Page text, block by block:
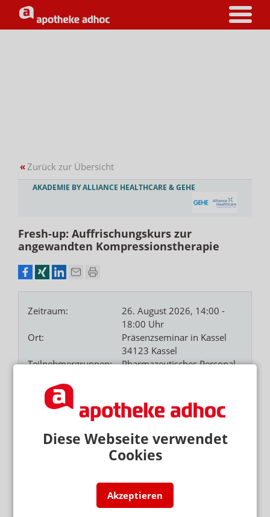
Diese Webseite verwendet
Cookies
Akzeptieren
«Zurück zur Übersicht
AKADEMIE BY ALLIANCE HEALTHCARE & GEHE
Fresh-up: Auffrischungskurs zur
angewandten Kompressionstherapie
Zeitraum:
26. August 2026, 14:00 -
18:00 Uhr
Ort:
Präsenzseminar in Kassel
34123 Kassel
Teilnehmergruppen:
Pharmazeutisches Personal
Fortbildungspunkte:
Venenwissen auf den neuesten Stand: wesentliches
Basiswissen einschließlich richtige Rezeptabrechnung,
Pflegehinweise. Voraussetzung: Modul 1.
Mehr Infos zum Seminar